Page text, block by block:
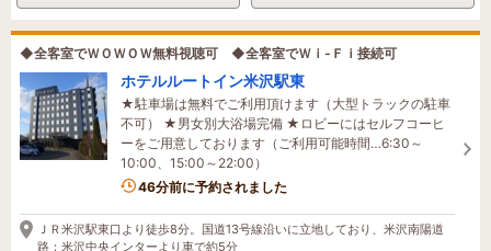
◆全客室でＷＯＷＯＷ無料視聴可 ◆全客室でＷｉ-Ｆｉ接続可
ホテルルートイン米沢駅東
★駐車場は無料でご利用頂けます（大型トラックの駐車
不可） ★男女別大浴場完備 ★ロビーにはセルフコーヒ
ーをご用意しております（ご利用可能時間…6:30～
10:00、15:00～22:00）
46分前に予約されました
ＪＲ米沢駅東口より徒歩8分。国道13号線沿いに立地しており、米沢南陽道
路：米沢中央インターより車で約5分